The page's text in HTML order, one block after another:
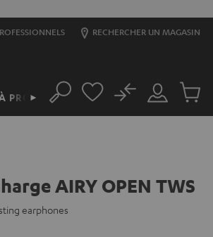
RECHERCHER UN MAGASIN
PROPOS
► Rechercher
Mon
compte
No
AIRY OPEN TWS
earphones